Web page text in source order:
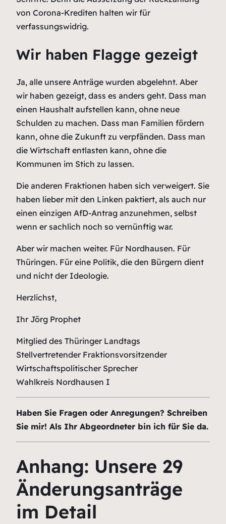
von Corona-Krediten halten wir für
verfassungswidrig.
Wir haben Flagge gezeigt
Ja, alle unsere Anträge wurden abgelehnt. Aber
wir haben gezeigt, dass es anders geht. Dass man
einen Haushalt aufstellen kann, ohne neue
Schulden zu machen. Dass man Familien fördern
kann, ohne die Zukunft zu verpfänden. Dass man
die Wirtschaft entlasten kann, ohne die
Kommunen im Stich zu lassen.
Die anderen Fraktionen haben sich verweigert. Sie
haben lieber mit den Linken paktiert, als auch nur
einen einzigen AfD-Antrag anzunehmen, selbst
wenn er sachlich noch so vernünftig war.
Aber wir machen weiter. Für Nordhausen. Für
Thüringen. Für eine Politik, die den Bürgern dient
und nicht der Ideologie.
Herzlichst,
Ihr Jörg Prophet
Mitglied des Thüringer Landtags
Stellvertretender Fraktionsvorsitzender
Wirtschaftspolitischer Sprecher
Wahlkreis Nordhausen I
Haben Sie Fragen oder Anregungen? Schreiben
Sie mir! Als Ihr Abgeordneter bin ich für Sie da.
Anhang: Unsere 29
Änderungsanträge
im Detail